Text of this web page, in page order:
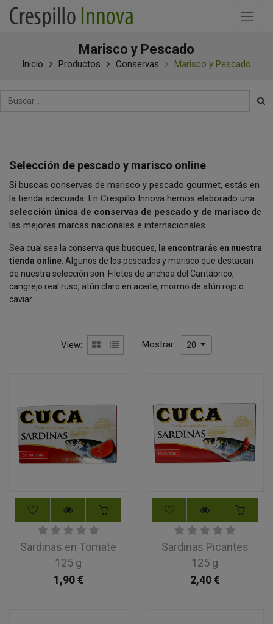
Marisco y Pescado
Inicio Productos Conservas Marisco y Pescado
Selección de pescado y marisco online
Si buscas conservas de marisco y pescado gourmet, estás en
la tienda adecuada. En Crespillo Innova hemos elaborado una
selección única de conservas de pescado y de marisco de
las mejores marcas nacionales e internacionales.
Sea cual sea la conserva que busques, la encontrarás en nuestra
tienda online . Algunos de los pescados y marisco que destacan
de nuestra selección son: Filetes de anchoa del Cantábrico,
cangrejo real ruso, atún claro en aceite, mormo de atún rojo o
caviar.
View: Mostrar: 20
Sardinas en Tomate
125 g
1,90€
Sardinas Picantes
125 g
2,40€